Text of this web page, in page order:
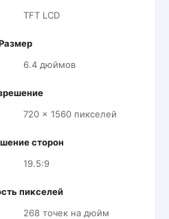
TFT LCD
6.4 дюймов
720 x 1560 пикселей
сторон
19.5:9
пикселей
268 точек на дюйм